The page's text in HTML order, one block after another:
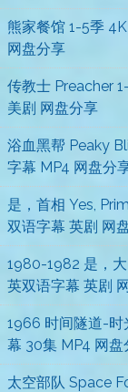
熊家餐馆 1-5季
网盘分享
传教士 Preacher
美剧 网盘分享
浴血黑帮 Peaky
字幕 MP4 网盘分
是，首相 Yes,
双语字幕 英剧 网
1980-1982 是，
英双语字幕 英剧
1966 时间隧道-时
幕 30集 MP4 网盘
太空部队 Space